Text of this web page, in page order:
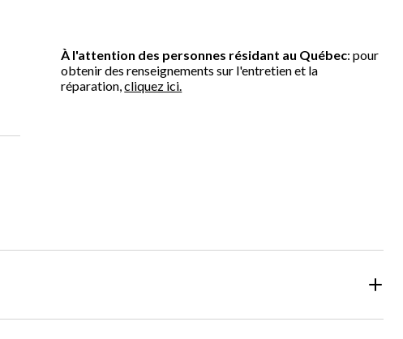
À l'attention des personnes résidant au Québec: pour
obtenir des renseignements sur l'entretien et la
réparation,cliquez ici.